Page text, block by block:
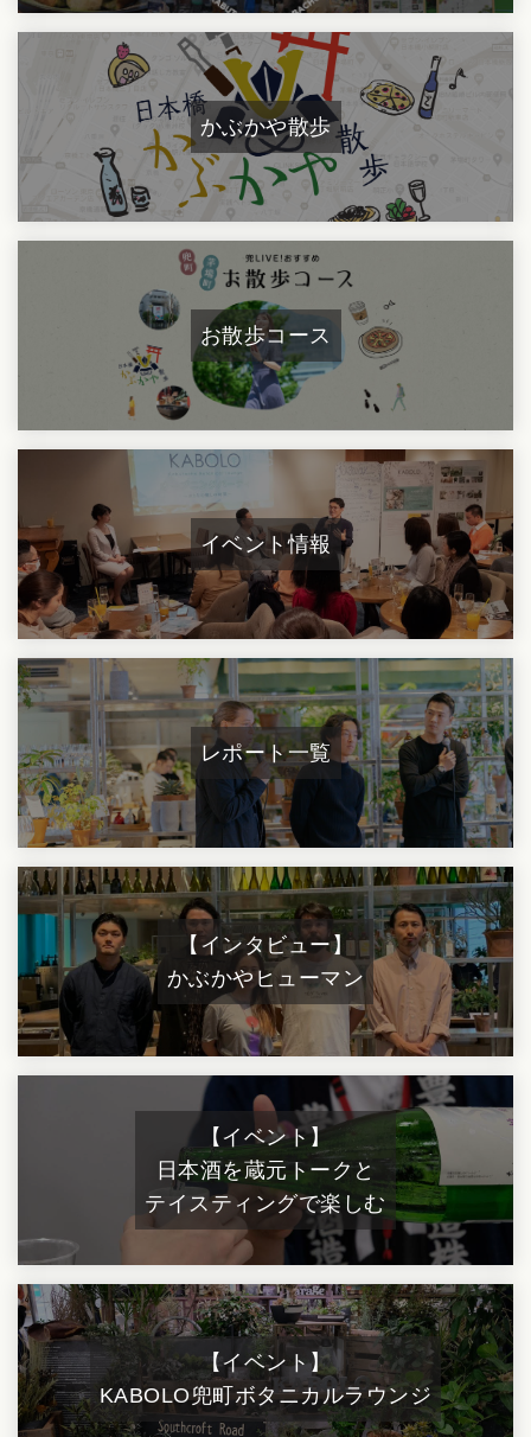
かぶかや散歩
お散歩コース
イベント情報
レポート一覧
【インタビュー】
かぶかやヒューマン
【イベント】
日本酒を蔵元トークと
テイスティングで楽しむ
【イベント】
KABOLO兜町ボタニカルラウンジ